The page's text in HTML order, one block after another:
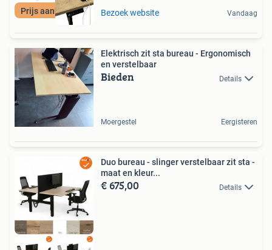
Prijs aanbeveling Bezoek website Vandaag
Elektrisch zit sta bureau - Ergonomisch
en verstelbaar
Bieden Details
Moergestel Eergisteren
Duo bureau - slinger verstelbaar zit sta -
maat en kleur...
€ 675,00 Details